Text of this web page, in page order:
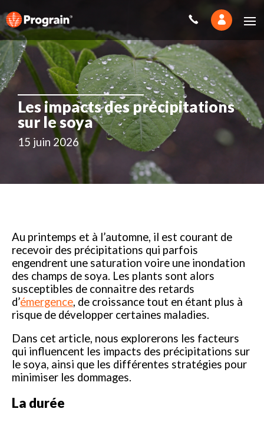
Les impacts des précipitations
sur le soya
15 juin 2026
Au printemps et à l’automne, il est courant de
recevoir des précipitations qui parfois
engendrent une saturation voire une inondation
des champs de soya. Les plants sont alors
susceptibles de connaitre des retards
d’émergence, de croissance tout en étant plus à
risque de développer certaines maladies.
Dans cet article, nous explorerons les facteurs
qui influencent les impacts des précipitations sur
le soya, ainsi que les différentes stratégies pour
minimiser les dommages.
La durée